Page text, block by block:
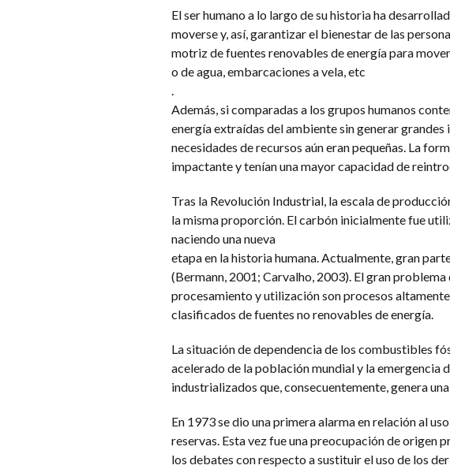
El ser humano a lo largo de su historia ha
moverse y, así, garantizar el bienestar de las
motriz de fuentes renovables de energía para
o de agua, embarcaciones a vela, etc
.
Además, si comparadas a los grupos humanos
energía extraídas del ambiente sin generar
necesidades de recursos aún eran pequeñas. La
impactante y tenían una mayor capacidad de
Tras la Revolución Industrial, la escala de
la misma proporción. El carbón inicialmente fue
naciendo una nueva
etapa en la historia humana. Actualmente, gran
(Bermann, 2001; Carvalho, 2003). El gran
procesamiento y utilización son procesos
clasificados de fuentes no renovables de energía.
La situación de dependencia de los combustibles
acelerado de la población mundial y la emergencia
industrializados que, consecuentemente, genera
En 1973 se dio una primera alarma en relación al
reservas. Esta vez fue una preocupación de
los debates con respecto a sustituir el uso de los